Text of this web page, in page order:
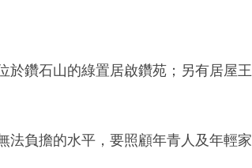
於鑽石山的綠置居啟鑽苑；另有居屋王
法負擔的水平，要照顧年青人及年輕家